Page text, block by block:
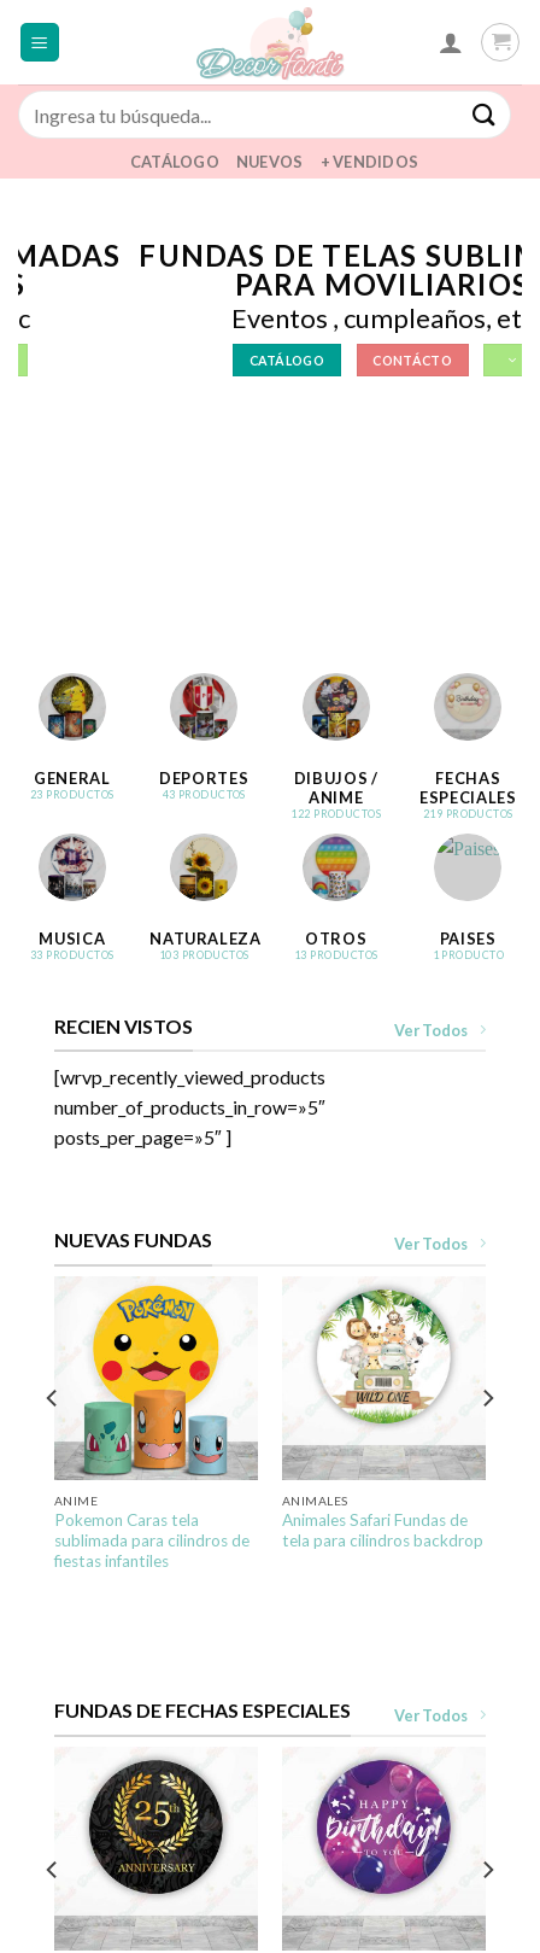
Buscar
por:
CATÁLOGO NUEVOS + VENDIDOS
FUNDAS DE TELAS SUBLIMADAS
PARA MOVILIARIOS
Eventos , cumpleaños, etc
CONTÁCTO
GENERAL
23 PRODUCTOS
DEPORTES
43 PRODUCTOS
DIBUJOS /
ANIME
122 PRODUCTOS
FECHAS
ESPECIALES
219 PRODUCTOS
MUSICA
33 PRODUCTOS
NATURALEZA
103 PRODUCTOS
OTROS
13 PRODUCTOS
PAISES
1 PRODUCTO
RECIEN VISTOS Ver Todos
[wrvp_recently_viewed_products
number_of_products_in_row=»5″
posts_per_page=»5″ ]
NUEVAS FUNDAS Ver Todos
ANIME
Pokemon Caras tela
sublimada para cilindros de
fiestas infantiles
ANIMALES
Animales Safari Fundas de
tela para cilindros backdrop
FUNDAS DE FECHAS ESPECIALES Ver Todos